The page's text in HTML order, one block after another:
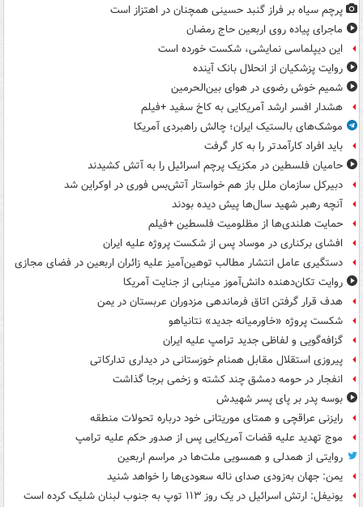
پرچم سیاه بر فراز گنبد حسینی همچنان در اهتزاز است
ماجرای پیاده روی اربعین حاج رمضان
این دیپلماسی نمایشی، شکست خورده است
روایت پزشکیان از انحلال بانک آینده
شمیم خوش رضوی در هوای بین‌الحرمین
هشدار افسر ارشد آمریکایی به کاخ سفید +فیلم
موشک‌های بالستیک ایران؛ چالش راهبردی آمریکا
باید افراد کارآمدتر را به کار گرفت
حامیان فلسطین در مکزیک پرچم اسرائیل را به آتش کشیدند
دبیرکل سازمان ملل باز هم خواستار آتش‌بس فوری در اوکراین شد
آنچه رهبر شهید سال‌ها پیش دیده بودند
حمایت هلندی‌ها از مظلومیت فلسطین +فیلم
افشای برکناری در موساد پس از شکست پروژه علیه ایران
دستگیری عامل انتشار مطالب توهین‌آمیز علیه زائران اربعین در فضای مجازی
روایت تکان‌دهنده دانش‌آموز مینابی از جنایت آمریکا
هدف قرار گرفتن اتاق‌ فرماندهی مزدوران عربستان در یمن
شکست پروژه «خاورمیانه جدید» نتانیاهو
گزافه‌گویی و لفاظی جدید ترامپ علیه ایران
پیروزی استقلال مقابل همنام خوزستانی در دیداری تدارکاتی
انفجار در حومه دمشق چند کشته و زخمی برجا گذاشت
بوسه‌ پدر بر پای پسر شهیدش
رایزنی عراقچی و همتای موریتانی خود درباره تحولات منطقه
موج تهدید علیه قضات آمریکایی پس از صدور حکم علیه ترامپ
روایتی از همدلی و همسویی ملت‌ها در مراسم اربعین
یمن: جهان به‌زودی صدای ناله سعودی‌ها را خواهد شنید
یونیفل: ارتش اسرائیل در یک روز ۱۱۳ توپ به جنوب لبنان شلیک کرده است